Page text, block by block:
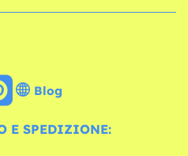
Blog
E SPEDIZIONE: